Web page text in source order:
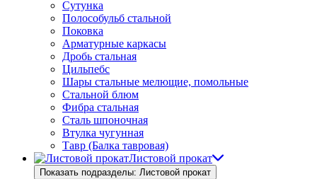
Сутунка
Полособульб стальной
Поковка
Арматурные каркасы
Дробь стальная
Цильпебс
Шары стальные мелющие, помольные
Стальной блюм
Фибра стальная
Сталь шпоночная
Втулка чугунная
Тавр (Балка тавровая)
Листовой прокат
Показать подразделы: Листовой прокат